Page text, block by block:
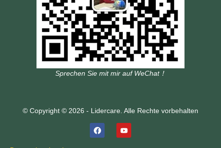
Sprechen Sie mit mir auf WeChat！
© Copyright © 2026 - Lidercare. Alle Rechte vorbehalten